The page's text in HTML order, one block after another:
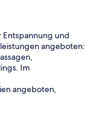
und
angeboten:
Im
angeboten,